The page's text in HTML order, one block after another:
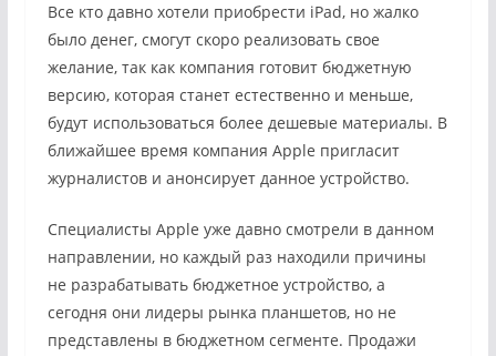
Все кто давно хотели приобрести iPad, но жалко
было денег, смогут скоро реализовать свое
желание, так как компания готовит бюджетную
версию, которая станет естественно и меньше,
будут использоваться более дешевые материалы. В
ближайшее время компания Apple пригласит
журналистов и анонсирует данное устройство.
Специалисты Apple уже давно смотрели в данном
направлении, но каждый раз находили причины
не разрабатывать бюджетное устройство, а
сегодня они лидеры рынка планшетов, но не
представлены в бюджетном сегменте. Продажи